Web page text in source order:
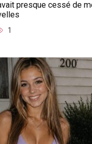
presque cessé de
1